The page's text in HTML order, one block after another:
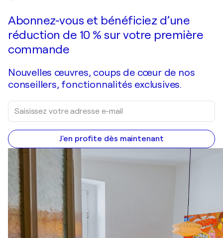
Je passe commande
Abonnez-vous et bénéficiez d’une
réduction de 10 % sur votre première
commande
Nouvelles œuvres, coups de cœur de nos
conseillers, fonctionnalités exclusives.
J'en profite dès maintenant